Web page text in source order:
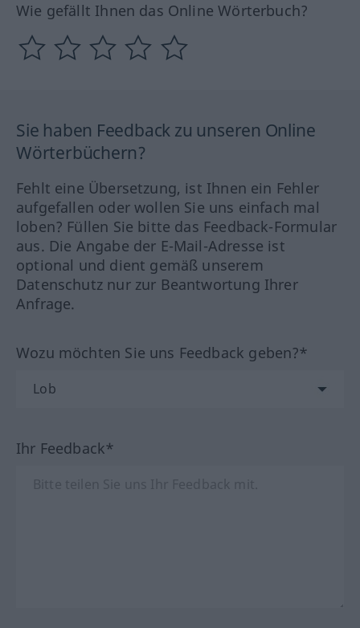
Wie gefällt Ihnen das Online Wörterbuch?
Sie haben Feedback zu unseren Online
Wörterbüchern?
Fehlt eine Übersetzung, ist Ihnen ein Fehler
aufgefallen oder wollen Sie uns einfach mal
loben? Füllen Sie bitte das Feedback-Formular
aus. Die Angabe der E-Mail-Adresse ist
optional und dient gemäß unserem
Datenschutz nur zur Beantwortung Ihrer
Anfrage.
Wozu möchten Sie uns Feedback geben?*
Ihr Feedback*